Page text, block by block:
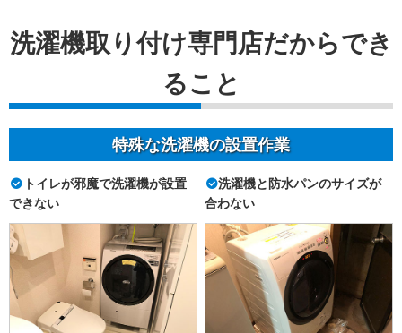
洗濯機取り付け専門店だからでき
ること
特殊な洗濯機の設置作業
トイレが邪魔で洗濯機が設置
できない
洗濯機と防水パンのサイズが
合わない